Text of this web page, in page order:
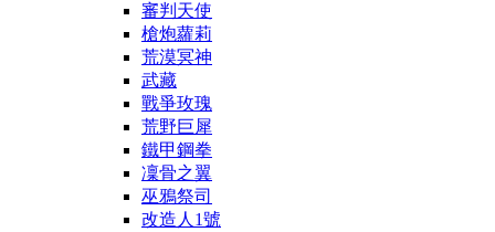
審判天使
槍炮蘿莉
荒漠冥神
武藏
戰爭玫瑰
荒野巨犀
鐵甲鋼拳
凜骨之翼
巫鴉祭司
改造人1號